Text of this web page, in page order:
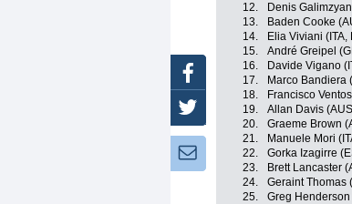
12.
Denis
13.
Baden Cooke
14.
Elia Viviani
15.
André Greipel
16.
Davide Vigano
17.
Marco Bandiera
18.
Francisco
19.
Allan Davis
20.
Graeme Brown
21.
Manuele Mori
22.
Gorka Izagirre
23.
Brett Lancaster
24.
Geraint Thomas
25.
Greg
Facebook
Twitter
Newsletter: